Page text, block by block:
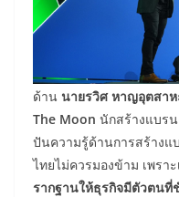
ด้าน นายรวิศ หาญอุตสาห
The Moon นักสร้างแบร
ปันความรู้ด้านการสร้างแ
ไทยไม่ควรมองข้าม เพราะ
รากฐานให้ธุรกิจมีตัวตนที่